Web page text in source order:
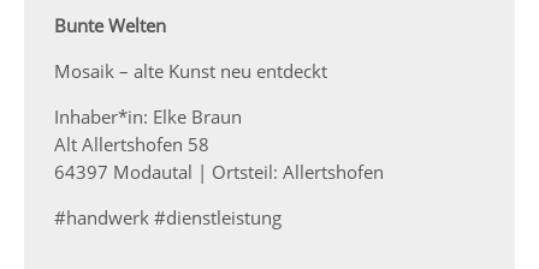
Bunte Welten
Mosaik – alte Kunst neu entdeckt
Inhaber*in: Elke Braun
Alt Allertshofen 58
64397 Modautal | Ortsteil: Allertshofen
#handwerk #dienstleistung